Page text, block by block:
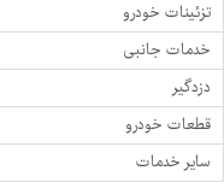
تزئینات خودرو
خدمات جانبی
دزدگیر
قطعات خودرو
سایر خدمات